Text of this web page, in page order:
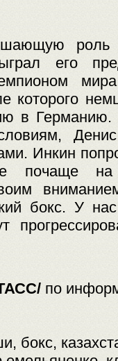
роль
его
которого
в
Инкин
почаще
бокс. У
по
бокс,